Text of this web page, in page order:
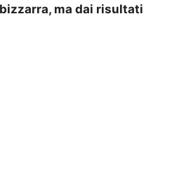
bizzarra, ma dai risultati